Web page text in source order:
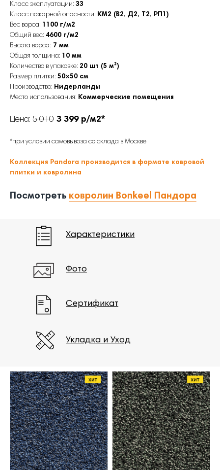
Класс эксплуатации: 33
Класс пожарной опасности: КМ2 (В2, Д2, Т2, РП1)
Вес ворса: 1100 г/м2
Общий вес: 4600 г/м2
Высота ворса: 7 мм
Общая толщина: 10 мм
Количество в упаковке: 20 шт (5 м²)
Размер плитки: 50×50 см
Производство: Нидерланды
Место использования: Коммерческие помещения
Цена: 5 010 3 399 р/м2*
*при условии самовывоза со склада в Москве
Коллекция Pandora производится в формате ковровой
плитки и ковролина
Посмотреть ковролин Bonkeel Пандора
Характеристики
Фото
Сертификат
Укладка и Уход